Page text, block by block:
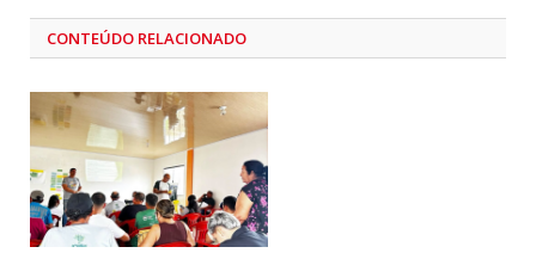
CONTEÚDO RELACIONADO